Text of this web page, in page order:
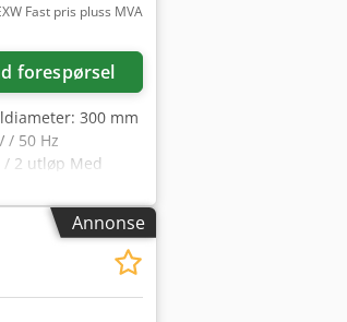
Fast pris pluss MVA
forespørsel
300 mm
/ 50 Hz
2 utløp Med
Annonse